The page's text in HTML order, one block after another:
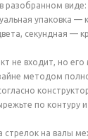
разобранном виде:
упаковка —
секундная —
не входит, но
методом
по контуру
стрелок на валы